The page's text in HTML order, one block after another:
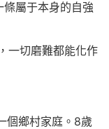
屬于本身的自強
一切磨難都能化作
個鄉村家庭。8歲